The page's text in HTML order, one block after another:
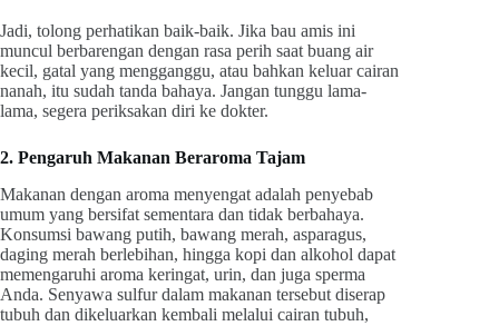
Jadi, tolong perhatikan baik-baik. Jika bau amis ini
muncul berbarengan dengan rasa perih saat buang air
kecil, gatal yang mengganggu, atau bahkan keluar cairan
nanah, itu sudah tanda bahaya. Jangan tunggu lama-
lama, segera periksakan diri ke dokter.
2. Pengaruh Makanan Beraroma Tajam
Makanan dengan aroma menyengat adalah penyebab
umum yang bersifat sementara dan tidak berbahaya.
Konsumsi bawang putih, bawang merah, asparagus,
daging merah berlebihan, hingga kopi dan alkohol dapat
memengaruhi aroma keringat, urin, dan juga sperma
Anda. Senyawa sulfur dalam makanan tersebut diserap
tubuh dan dikeluarkan kembali melalui cairan tubuh,